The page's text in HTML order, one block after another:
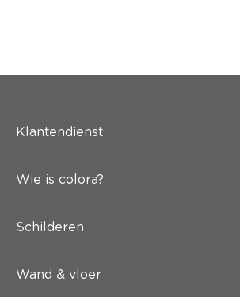
Klantendienst
Wie is colora?
Schilderen
Wand & vloer